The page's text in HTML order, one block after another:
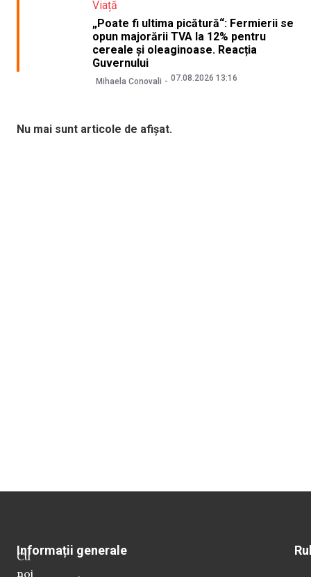
Viață
„Poate fi ultima picătură“: Fermierii se
opun majorării TVA la 12% pentru
cereale și oleaginoase. Reacția
Guvernului
Mihaela Conovali 07.08.2026 13:16
Nu mai sunt articole de afișat.
Cu
noi
Informații generale